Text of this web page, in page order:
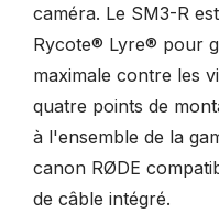
caméra. Le SM3-R
Rycote® Lyre® pour
maximale contre les
quatre points de
à l'ensemble de la
canon RØDE
de câble intégré.